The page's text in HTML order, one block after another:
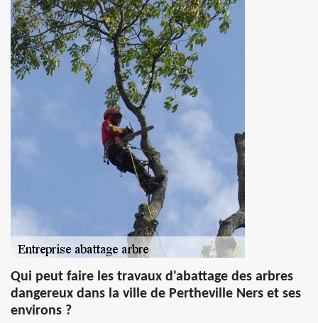
Qui peut faire les travaux d'abattage des arbres
dangereux dans la ville de Pertheville Ners et ses
environs ?